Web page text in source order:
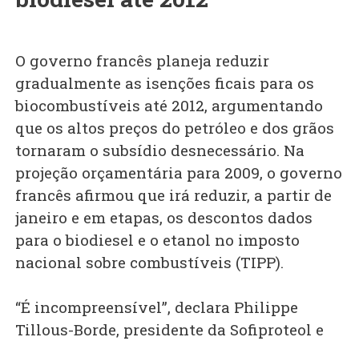
O governo francês planeja reduzir
gradualmente as isenções ficais para os
biocombustíveis até 2012, argumentando
que os altos preços do petróleo e dos grãos
tornaram o subsídio desnecessário. Na
projeção orçamentária para 2009, o governo
francês afirmou que irá reduzir, a partir de
janeiro e em etapas, os descontos dados
para o biodiesel e o etanol no imposto
nacional sobre combustíveis (TIPP).
“É incompreensível”, declara Philippe
Tillous-Borde, presidente da Sofiproteol e